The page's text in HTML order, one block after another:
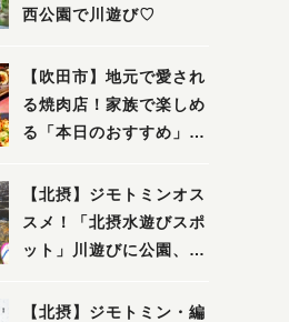
西公園で川遊び♡
【吹田市】地元で愛され
る焼肉店！家族で楽しめ
る「本日のおすすめ」で
【北摂】ジモトミンオス
スメ！「北摂水遊びスポ
ット」川遊びに公園、プ
吹田・茨木・高槻）
【北摂】ジモトミン・編